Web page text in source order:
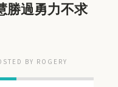
勝過勇力不求
BY ROGERY